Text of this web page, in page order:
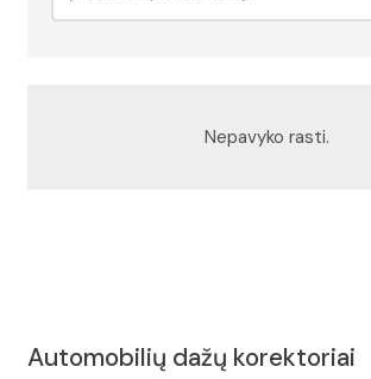
Nepavyko rasti.
Automobilių dažų korektoriai